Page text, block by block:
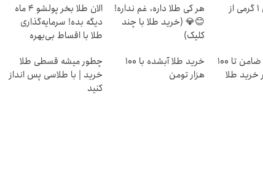
خرید شمش 1 گرمی از
هر کی طلا داره، غم نداره!
😊💎 (خرید طلا با چند
کلیک)
الان طلا بخر پولشو 4 ماه
دیگه بده! سرمایه‌گذاری
طلا با اقساط بی‌بهره
بدون چک و ضامن تا 100
خرید طلا
خرید طلا آبشده با 100
هزار تومن
چطور میشه قسطی طلا
خرید | با طلاسی پس انداز
کنید